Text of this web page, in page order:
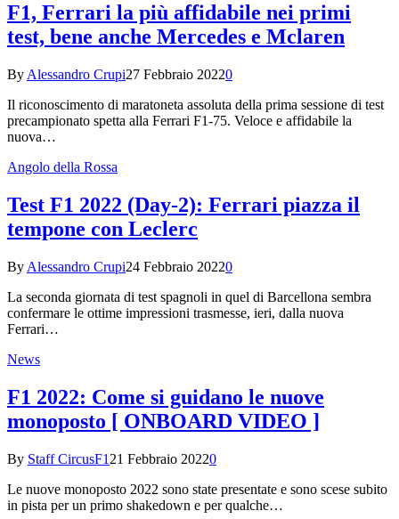
F1, Ferrari la più affidabile nei primi
test, bene anche Mercedes e Mclaren
By Alessandro Crupi27 Febbraio 20220
Il riconoscimento di maratoneta assoluta della prima sessione di test
precampionato spetta alla Ferrari F1-75. Veloce e affidabile la
nuova…
Angolo della Rossa
Test F1 2022 (Day-2): Ferrari piazza il
tempone con Leclerc
By Alessandro Crupi24 Febbraio 20220
La seconda giornata di test spagnoli in quel di Barcellona sembra
confermare le ottime impressioni trasmesse, ieri, dalla nuova
Ferrari…
News
F1 2022: Come si guidano le nuove
monoposto [ ONBOARD VIDEO ]
By Staff CircusF1 21 Febbraio 20220
Le nuove monoposto 2022 sono state presentate e sono scese subito
in pista per un primo shakedown e per qualche…